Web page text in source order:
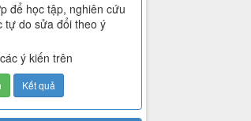
để học tập, nghiên cứu
tự do sửa đổi theo ý
ý kiến trên